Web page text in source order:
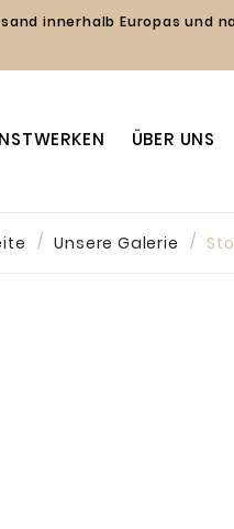
innerhalb Europas und
ÜBER UNS
Unsere Galerie